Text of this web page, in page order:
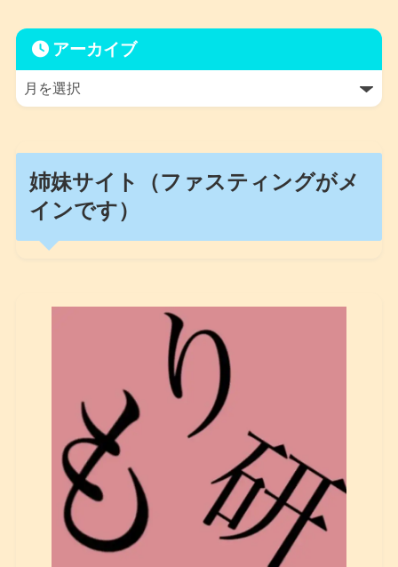
アーカイブ
姉妹サイト（ファスティングがメ
インです）